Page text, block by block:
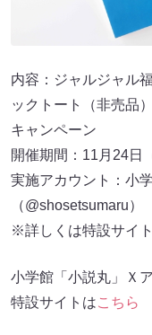
内容：ジャルジャル
ックトート（非売品
キャンペーン
開催期間：11月24日
実施アカウント：小
（@shosetsumaru）
※詳しくは特設サイ
小学館「小説丸」Ｘ
特設サイトはこちら